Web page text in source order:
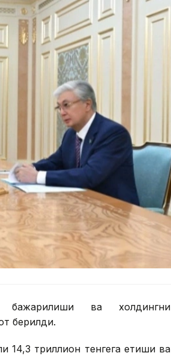
бажарилиши ва холдингни
берилди.
14,3 триллион тенгега етиши ва